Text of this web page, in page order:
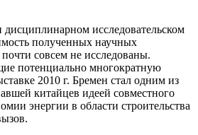
исследовательском
полученных научных
совсем не исследованы.
потенциально многократную
2010 г. Бремен стал одним из
китайцев идеей совместного
энергии в области строительства